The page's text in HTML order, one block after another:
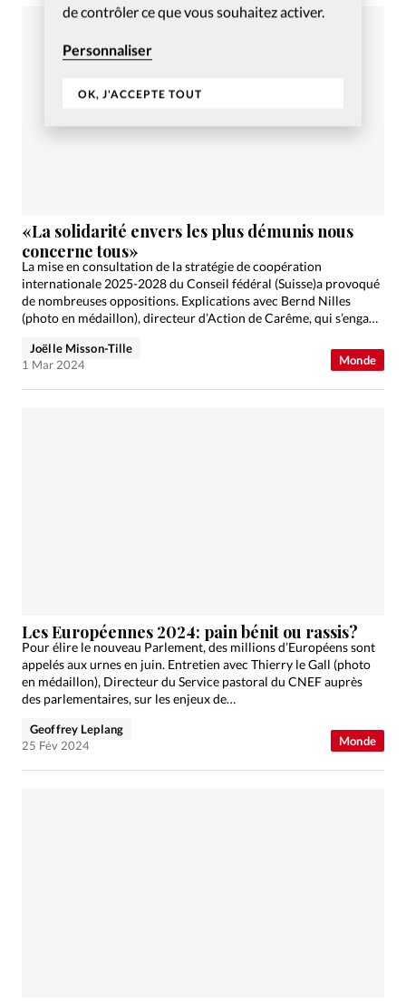
de contrôler ce que vous souhaitez activer.
Personnaliser
OK, J'ACCEPTE TOUT
Monde
«La solidarité envers les plus démunis nous
concerne tous»
La mise en consultation de la stratégie de coopération
internationale 2025-2028 du Conseil fédéral (Suisse)a provoqué
de nombreuses oppositions. Explications avec Bernd Nilles
(photo en médaillon), directeur d’Action de Carême, qui s’engage
Joëlle Misson-Tille
1 Mar 2024
Monde
Les Européennes 2024: pain bénit ou rassis?
Pour élire le nouveau Parlement, des millions d’Européens sont
appelés aux urnes en juin. Entretien avec Thierry le Gall (photo
en médaillon), Directeur du Service pastoral du CNEF auprès
des parlementaires, sur les enjeux de…
Geoffrey Leplang
25 Fév 2024